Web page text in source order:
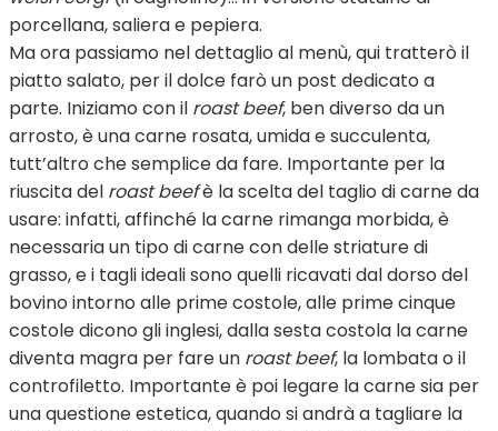
porcellana, saliera e pepiera.
Ma ora passiamo nel dettaglio al menù, qui tratterò il
piatto salato, per il dolce farò un post dedicato a
parte. Iniziamo con il roast beef, ben diverso da un
arrosto, è una carne rosata, umida e succulenta,
tutt’altro che semplice da fare. Importante per la
riuscita del roast beefè la scelta del taglio di carne da
usare: infatti, affinché la carne rimanga morbida, è
necessaria un tipo di carne con delle striature di
grasso, e i tagli ideali sono quelli ricavati dal dorso del
bovino intorno alle prime costole, alle prime cinque
costole dicono gli inglesi, dalla sesta costola la carne
diventa magra per fare un roast beef, la lombata o il
controfiletto. Importante è poi legare la carne sia per
una questione estetica, quando si andrà a tagliare la